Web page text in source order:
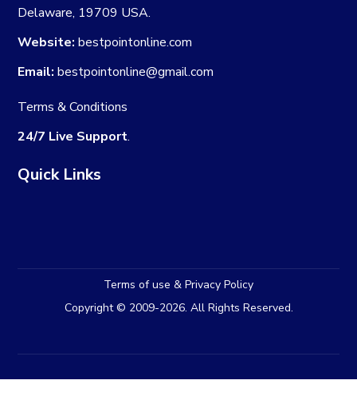
Delaware, 19709 USA.
Website: bestpointonline.com
Email: bestpointonline@gmail.com
Terms & Conditions
24/7 Live Support.
Quick Links
Terms of use & Privacy Policy
Copyright © 2009-2026. All Rights Reserved.